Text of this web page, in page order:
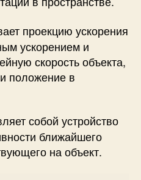
проекцию ускорения
ускорением и
скорость объекта,
положение в
собой устройство
ближайшего
на объект.